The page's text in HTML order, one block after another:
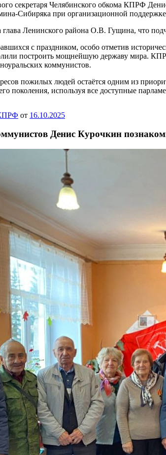
секретаря Челябинского обкома КПРФ
Сибиряка при организационной
Ленинского района О.В. Гущина, что
с праздником, особо отметив
построить мощнейшую державу мира.
коммунистов.
пожилых людей остаётся одним из
поколения, используя все доступные
от 16.10.2025
Денис Курочкин